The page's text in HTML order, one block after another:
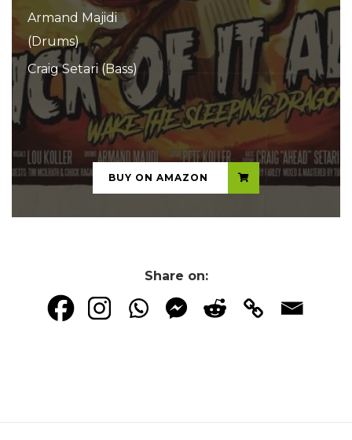
Armand Majidi
(Drums)
Craig Setari (Bass)
...
BUY ON AMAZON
Share on: